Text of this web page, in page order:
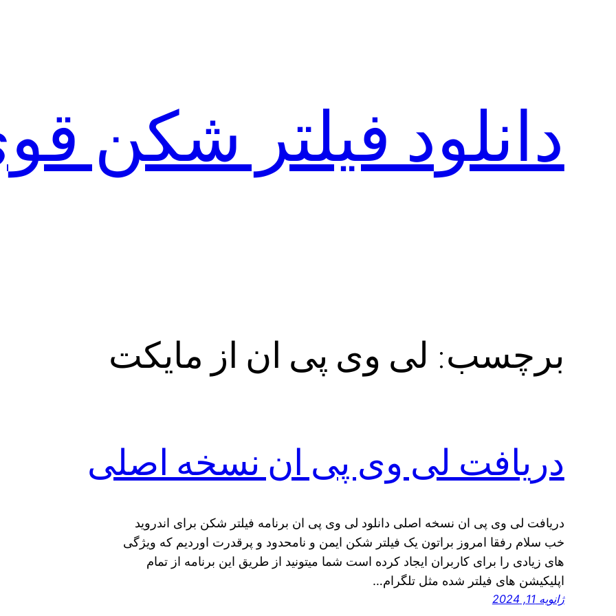
دانلود فیلتر شکن
برچسب: لی وی پی ان از مایکت
دریافت لی وی پی ان نسخه اصلی
دریافت لی وی پی ان نسخه اصلی دانلود لی وی پی ان برنامه فیلتر شکن برای اندروید
خب سلام رفقا امروز براتون یک فیلتر شکن ایمن و نامحدود و پرقدرت اوردیم که ویژگی
های زیادی را برای کاربران ایجاد کرده است شما میتونید از طریق این برنامه از تمام
اپلیکیشن های فیلتر شده مثل تلگرام…
ژانویه 11, 2024